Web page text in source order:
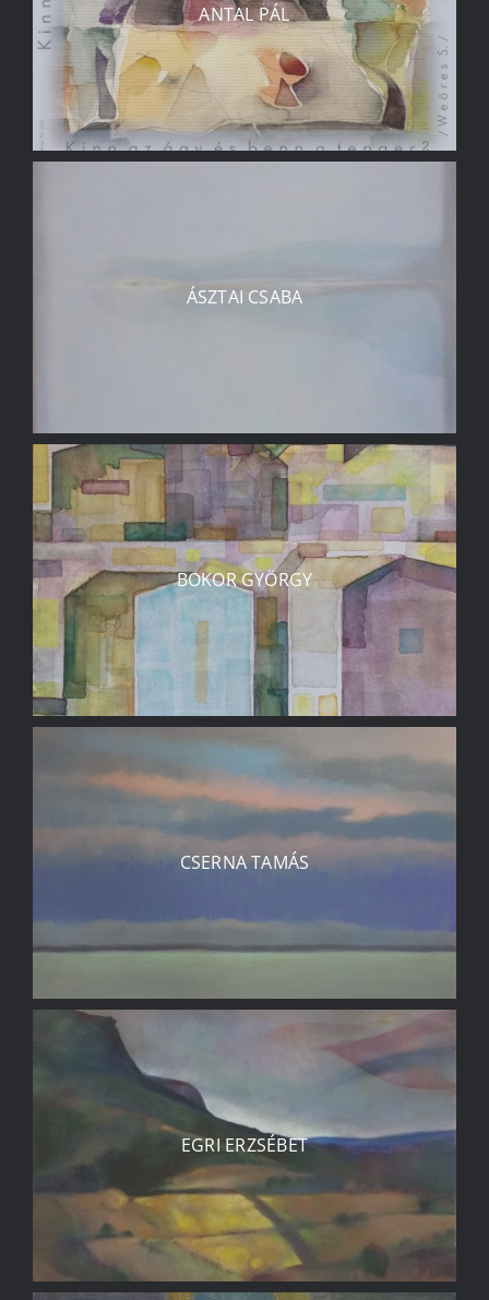
ANTAL PÁL
ÁSZTAI CSABA
BOKOR GYÖRGY
CSERNA TAMÁS
EGRI ERZSÉBET